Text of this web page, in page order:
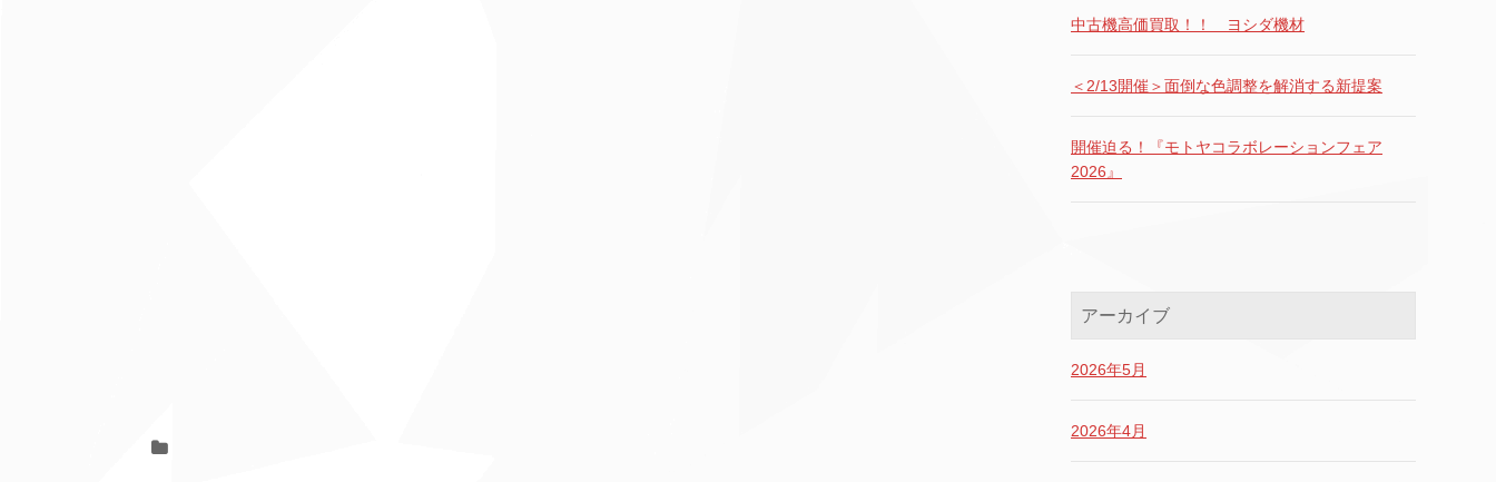
中古機高価買取！！ ヨシダ機材
＜2/13開催＞面倒な色調整を解消する新提案
開催迫る！『モトヤコラボレーションフェア
2026』
アーカイブ
2026年5月
2026年4月